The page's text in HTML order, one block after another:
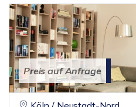
Preis auf Anfrage